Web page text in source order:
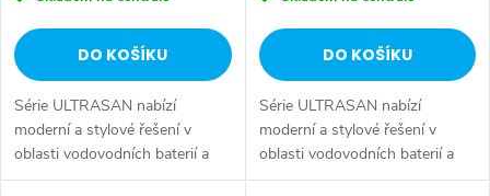
DO KOŠÍKU
Série ULTRASAN nabízí
moderní a stylové řešení v
oblasti vodovodních baterií a
sprchových systémů, které
DO KOŠÍKU
Série ULTRASAN nabízí
moderní a stylové řešení v
oblasti vodovodních baterií a
sprchových systémů, které